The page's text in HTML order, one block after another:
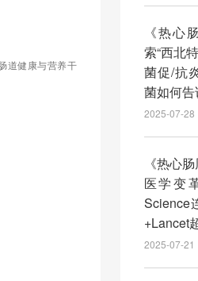
道健康与营养干
《热心
索“西北
菌促/抗
菌如何
2025-07-28
《热心
医学变
Science
+Lancet
2025-07-21